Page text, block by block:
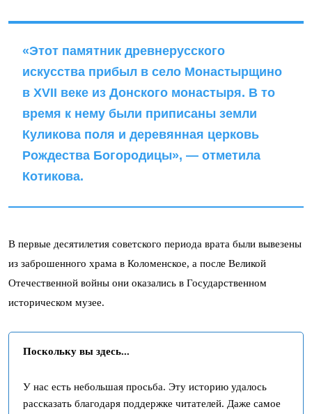
«Этот памятник древнерусского
искусства прибыл в село Монастырщино
в XVII веке из Донского монастыря. В то
время к нему были приписаны земли
Куликова поля и деревянная церковь
Рождества Богородицы», — отметила
Котикова.
В первые десятилетия советского периода врата были вывезены
из заброшенного храма в Коломенское, а после Великой
Отечественной войны они оказались в Государственном
историческом музее.
Поскольку вы здесь...
У нас есть небольшая просьба. Эту историю удалось
рассказать благодаря поддержке читателей. Даже самое